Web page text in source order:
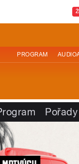
PROGRAM
Pořady